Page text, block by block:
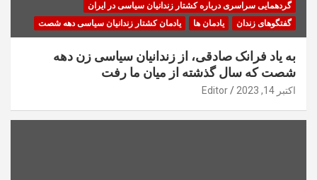
گردهمایی سراسری درباره کشتار زندانیان سیاسی در ایران
گفتگوهای زندان
یادمان ها یادمان کشتار زندانیان سیاسی دهه شصت
به یاد فرانک صادقی، از زندانیان سیاسی زن دهه
شصت که سال گذشته از میان ما رفت
اکتبر 14, 2023 Editor